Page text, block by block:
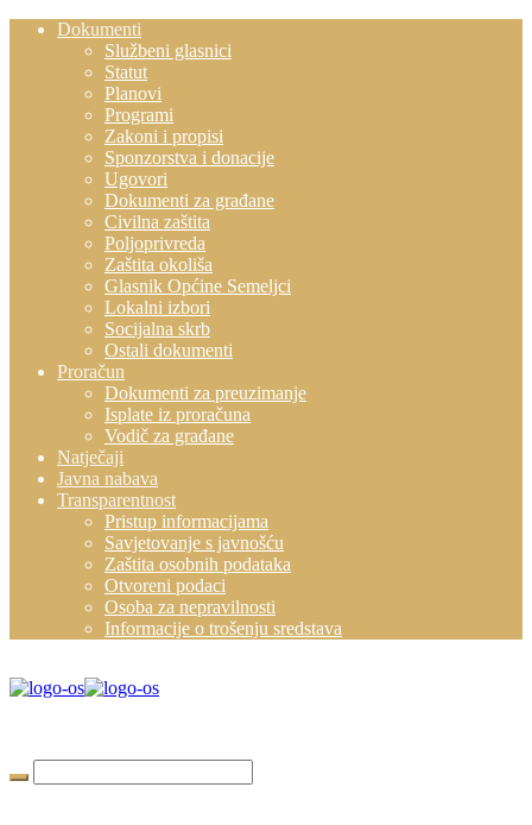
Dokumenti
Službeni glasnici
Statut
Planovi
Programi
Zakoni i propisi
Sponzorstva i donacije
Ugovori
Dokumenti za građane
Civilna zaštita
Poljoprivreda
Zaštita okoliša
Glasnik Općine Semeljci
Lokalni izbori
Socijalna skrb
Ostali dokumenti
Proračun
Dokumenti za preuzimanje
Isplate iz proračuna
Vodič za građane
Natječaji
Javna nabava
Transparentnost
Pristup informacijama
Savjetovanje s javnošću
Zaštita osobnih podataka
Otvoreni podaci
Osoba za nepravilnosti
Informacije o trošenju sredstava